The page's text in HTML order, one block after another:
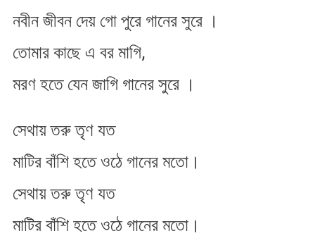
নবীন জীবন দেয় গো পুরে গানের সুরে ।
তোমার কাছে এ বর মাগি,
মরণ হতে যেন জাগি গানের সুরে ।
সেথায় তরু তৃণ যত
মাটির বাঁশি হতে ওঠে গানের মতো।
সেথায় তরু তৃণ যত
মাটির বাঁশি হতে ওঠে গানের মতো।